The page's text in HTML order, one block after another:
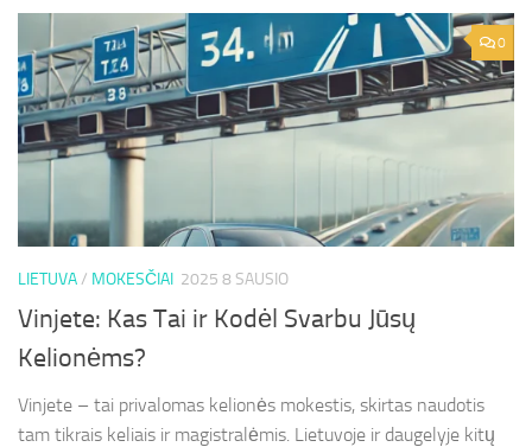
0
LIETUVA/ MOKESČIAI 2025 8 SAUSIO
Vinjete: Kas Tai ir Kodėl Svarbu Jūsų
Kelionėms?
Vinjete – tai privalomas kelionės mokestis, skirtas naudotis
tam tikrais keliais ir magistralėmis. Lietuvoje ir daugelyje kitų